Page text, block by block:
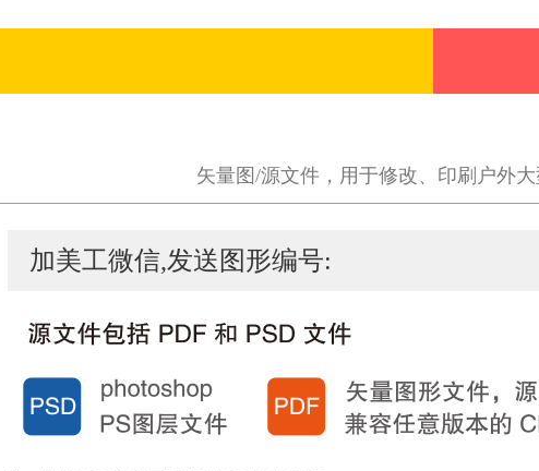
矢量图/源文件，用于修改、印刷户外
加美工微信,发送图形编号: